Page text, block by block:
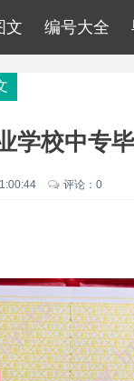
文 编号大全
学校中专
评论：0